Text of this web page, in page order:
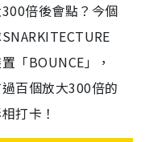
倍後會點？今個
「BOUNCE」，
百個放大300倍的
打卡！